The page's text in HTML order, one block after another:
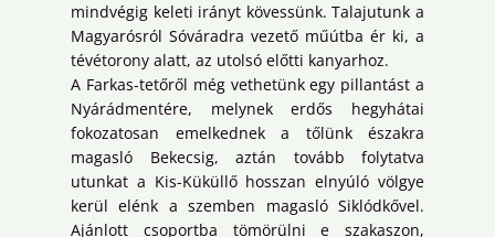
mindvégig keleti irányt kövessünk. Talajutunk a
Magyarósról Sóváradra vezető műútba ér ki, a
tévétorony alatt, az utolsó előtti kanyarhoz.
A Farkas-tetőről még vethetünk egy pillantást a
Nyárádmentére, melynek erdős hegyhátai
fokozatosan emelkednek a tőlünk északra
magasló Bekecsig, aztán tovább folytatva
utunkat a Kis-Küküllő hosszan elnyúló völgye
kerül elénk a szemben magasló Siklódkővel.
Ajánlott csoportba tömörülni e szakaszon,